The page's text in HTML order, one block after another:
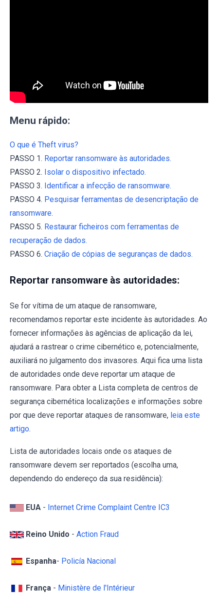
Menu rápido:
O que é Theft virus?
PASSO 1. Reportar ransomware às autoridades.
PASSO 2. Isolar o dispositivo infectado.
PASSO 3. Identificar a infecção de ransomware.
PASSO 4. Pesquisar ferramentas de desencriptação de
ransomware.
PASSO 5. Restaurar ficheiros com ferramentas de
recuperação de dados.
PASSO 6. Criação de cópias de seguranças de dados.
Reportar ransomware às autoridades:
Se for vítima de um ataque de ransomware,
recomendamos reportar este incidente às autoridades. Ao
fornecer informações às agências de aplicação da lei,
ajudará a rastrear o crime cibernético e, potencialmente,
auxiliará no julgamento dos invasores. Aqui fica uma lista
de autoridades onde deve reportar um ataque de
ransomware. Para obter a Lista completa de centros de
segurança cibernética localizações e informações sobre
por que deve reportar ataques de ransomware, leia este
artigo.
Lista de autoridades locais onde os ataques de
ransomware devem ser reportados (escolha uma,
dependendo do endereço da sua residência):
EUA - Internet Crime Complaint Centre IC3
Reino Unido - Action Fraud
Espanha- Policía Nacional
França - Ministère de l'Intérieur